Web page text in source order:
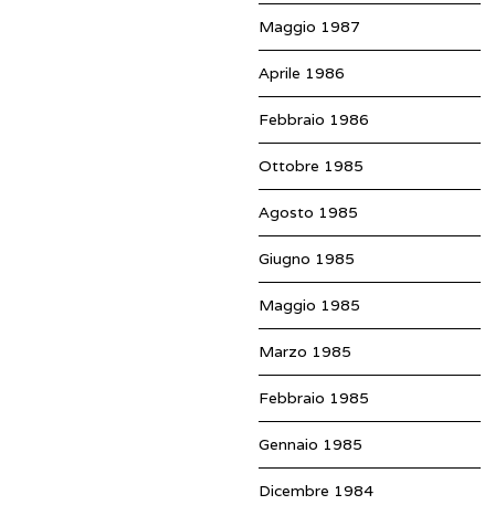
Maggio 1987
Aprile 1986
Febbraio 1986
Ottobre 1985
Agosto 1985
Giugno 1985
Maggio 1985
Marzo 1985
Febbraio 1985
Gennaio 1985
Dicembre 1984